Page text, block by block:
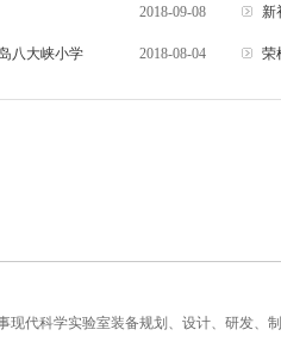
2018-09-08 新
2018-08-04
八大峡小学 荣
现代科学实验室装备规划、设计、研发